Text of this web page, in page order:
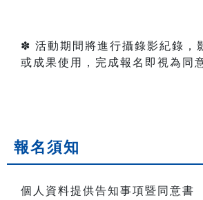
✽ 活動期間將進行攝錄影紀錄，
或成果使用，完成報名即視為同
報名須知
個人資料提供告知事項暨同意書